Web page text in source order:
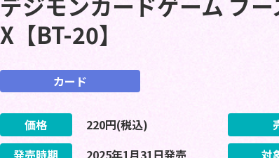
X【BT-20】
カード
価格 220円(税込)
発売時期
2025年1月31日発売 対